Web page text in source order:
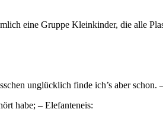
eine Gruppe Kleinkinder, die alle
unglücklich finde ich’s aber schon.
habe; – Elefanteneis: